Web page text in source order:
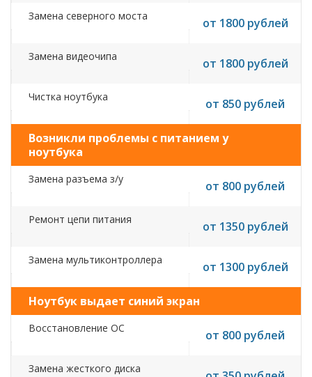
Замена северного моста от 1800 рублей
Замена видеочипа от 1800 рублей
Чистка ноутбука от 850 рублей
Возникли проблемы с питанием у
ноутбука
Замена разъема з/у от 800 рублей
Ремонт цепи питания от 1350 рублей
Замена мультиконтроллера от 1300 рублей
Ноутбук выдает синий экран
Восстановление ОС от 800 рублей
Замена жесткого диска